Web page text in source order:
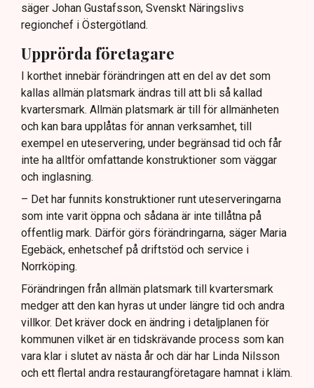
säger Johan Gustafsson, Svenskt Näringslivs
regionchef i Östergötland.
Upprörda företagare
I korthet innebär förändringen att en del av det som
kallas allmän platsmark ändras till att bli så kallad
kvartersmark. Allmän platsmark är till för allmänheten
och kan bara upplåtas för annan verksamhet, till
exempel en uteservering, under begränsad tid och får
inte ha alltför omfattande konstruktioner som väggar
och inglasning.
– Det har funnits konstruktioner runt uteserveringarna
som inte varit öppna och sådana är inte tillåtna på
offentlig mark. Därför görs förändringarna, säger Maria
Egebäck, enhetschef på driftstöd och service i
Norrköping.
Förändringen från allmän platsmark till kvartersmark
medger att den kan hyras ut under längre tid och andra
villkor. Det kräver dock en ändring i detaljplanen för
kommunen vilket är en tidskrävande process som kan
vara klar i slutet av nästa år och där har Linda Nilsson
och ett flertal andra restaurangföretagare hamnat i kläm.